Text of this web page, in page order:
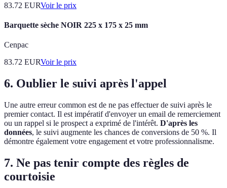
83.72 EURVoir le prix
Barquette sèche NOIR 225 x 175 x 25 mm
Cenpac
83.72 EURVoir le prix
6. Oublier le suivi après l'appel
Une autre erreur common est de ne pas effectuer de suivi après le
premier contact. Il est impératif d'envoyer un email de remerciement
ou un rappel si le prospect a exprimé de l'intérêt. D'après les
données, le suivi augmente les chances de conversions de 50 %. Il
démontre également votre engagement et votre professionnalisme.
7. Ne pas tenir compte des règles de
courtoisie